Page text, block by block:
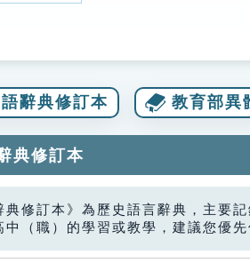
辭典修訂本 教育部異
典修訂本
典修訂本》為歷史語言辭典，主要
中（職）的學習或教學，建議您優